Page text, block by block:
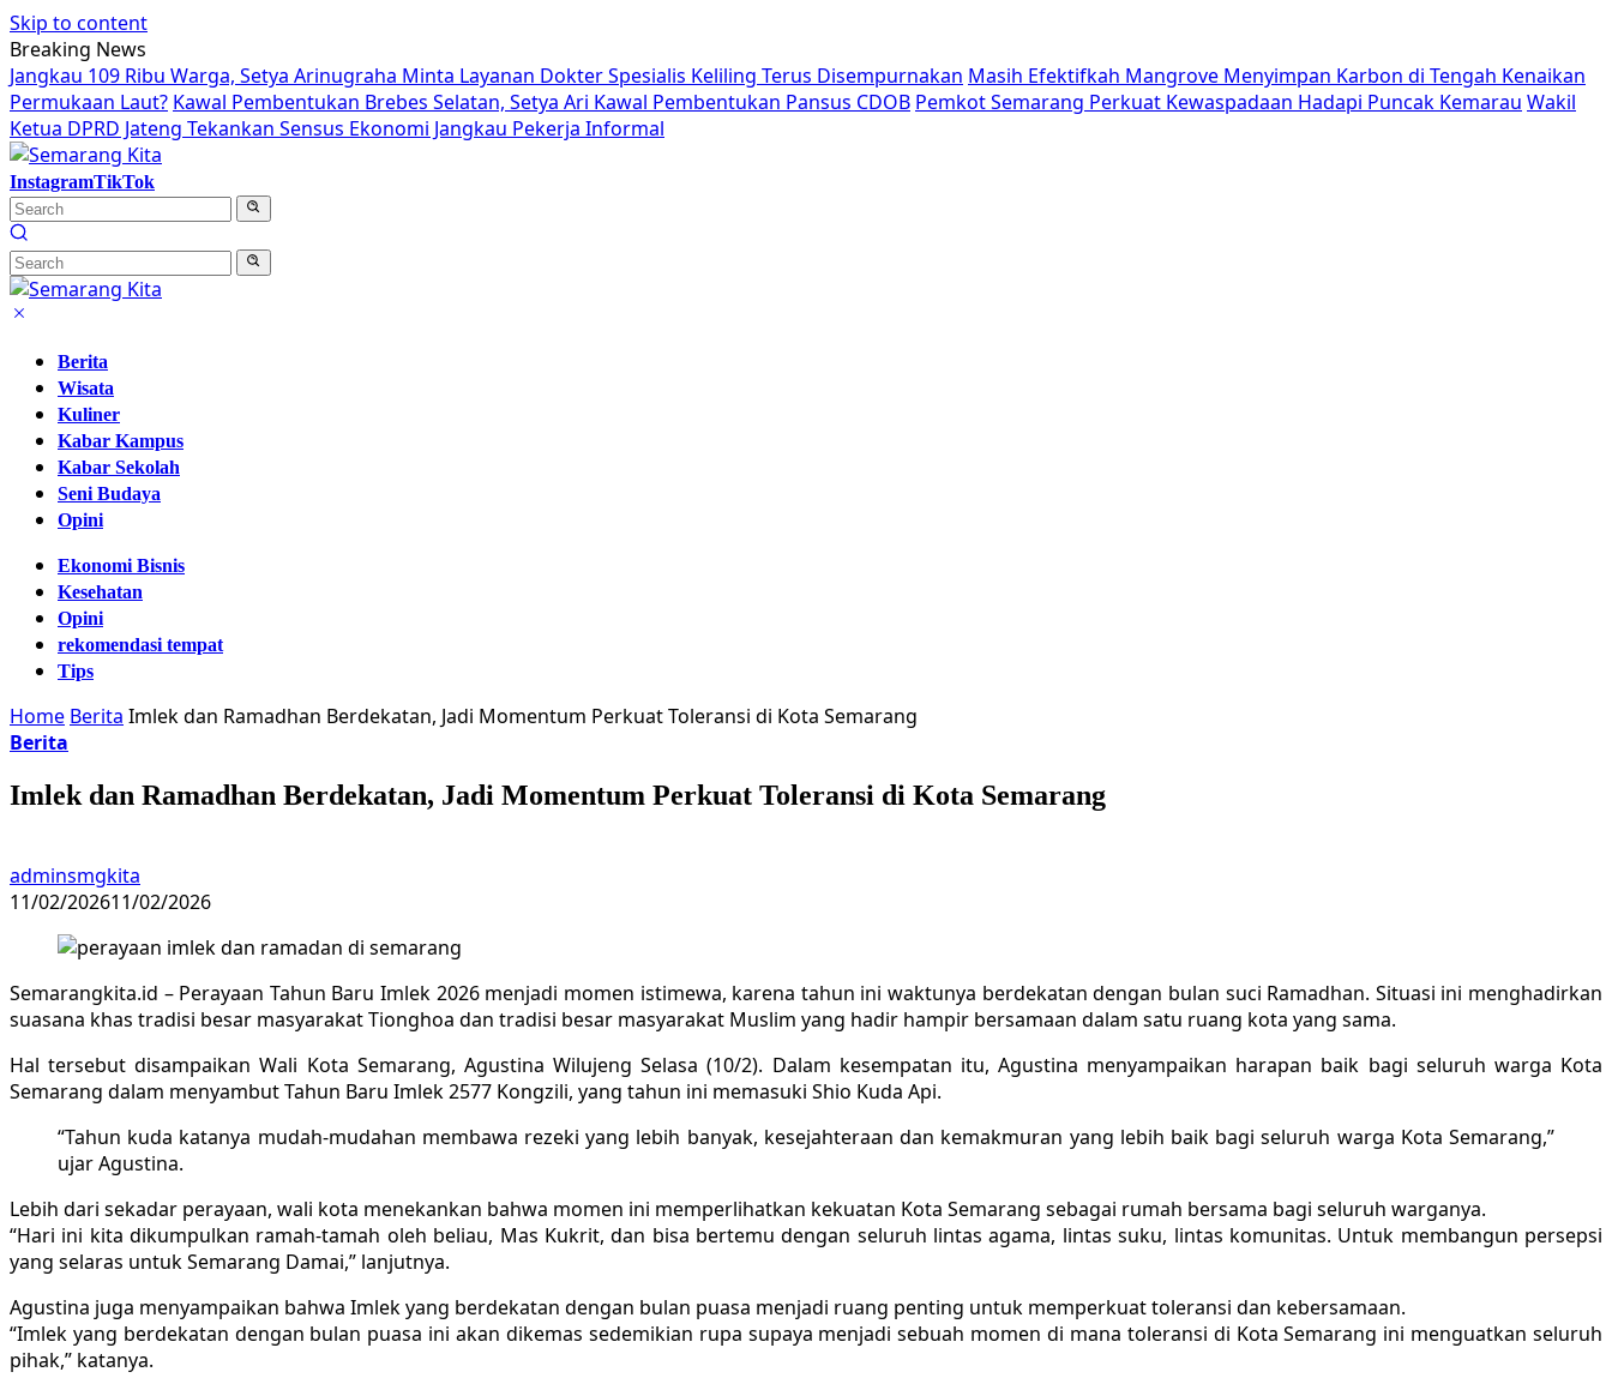
Skip to content
Breaking News
Jangkau 109 Ribu Warga, Setya Arinugraha Minta Layanan Dokter Spesialis Keliling Terus Disempurnakan Masih Efektifkah Mangrove Menyimpan Karbon di Tengah Kenaikan
Permukaan Laut? Kawal Pembentukan Brebes Selatan, Setya Ari Kawal Pembentukan Pansus CDOB Pemkot Semarang Perkuat Kewaspadaan Hadapi Puncak Kemarau Wakil
Ketua DPRD Jateng Tekankan Sensus Ekonomi Jangkau Pekerja Informal
InstagramTikTok
Berita
Wisata
Kuliner
Kabar Kampus
Kabar Sekolah
Seni Budaya
Opini
Ekonomi Bisnis
Kesehatan
Opini
rekomendasi tempat
Tips
Home Berita Imlek dan Ramadhan Berdekatan, Jadi Momentum Perkuat Toleransi di Kota Semarang
Berita
Imlek dan Ramadhan Berdekatan, Jadi Momentum Perkuat Toleransi di Kota Semarang
adminsmgkita
11/02/202611/02/2026
Semarangkita.id – Perayaan Tahun Baru Imlek 2026 menjadi momen istimewa, karena tahun ini waktunya berdekatan dengan bulan suci Ramadhan. Situasi ini menghadirkan
suasana khas tradisi besar masyarakat Tionghoa dan tradisi besar masyarakat Muslim yang hadir hampir bersamaan dalam satu ruang kota yang sama.
Hal tersebut disampaikan Wali Kota Semarang, Agustina Wilujeng Selasa (10/2). Dalam kesempatan itu, Agustina menyampaikan harapan baik bagi seluruh warga Kota
Semarang dalam menyambut Tahun Baru Imlek 2577 Kongzili, yang tahun ini memasuki Shio Kuda Api.
“Tahun kuda katanya mudah-mudahan membawa rezeki yang lebih banyak, kesejahteraan dan kemakmuran yang lebih baik bagi seluruh warga Kota Semarang,”
ujar Agustina.
Lebih dari sekadar perayaan, wali kota menekankan bahwa momen ini memperlihatkan kekuatan Kota Semarang sebagai rumah bersama bagi seluruh warganya.
“Hari ini kita dikumpulkan ramah-tamah oleh beliau, Mas Kukrit, dan bisa bertemu dengan seluruh lintas agama, lintas suku, lintas komunitas. Untuk membangun persepsi
yang selaras untuk Semarang Damai,” lanjutnya.
Agustina juga menyampaikan bahwa Imlek yang berdekatan dengan bulan puasa menjadi ruang penting untuk memperkuat toleransi dan kebersamaan.
“Imlek yang berdekatan dengan bulan puasa ini akan dikemas sedemikian rupa supaya menjadi sebuah momen di mana toleransi di Kota Semarang ini menguatkan seluruh
pihak,” katanya.